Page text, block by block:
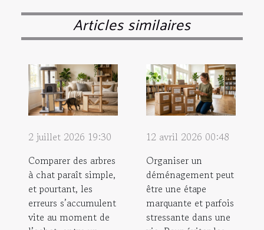
Articles similaires
2 juillet 2026 19:30
Comparer des arbres
à chat paraît simple,
et pourtant, les
erreurs s’accumulent
vite au moment de
12 avril 2026 00:48
Organiser un
déménagement peut
être une étape
marquante et parfois
stressante dans une